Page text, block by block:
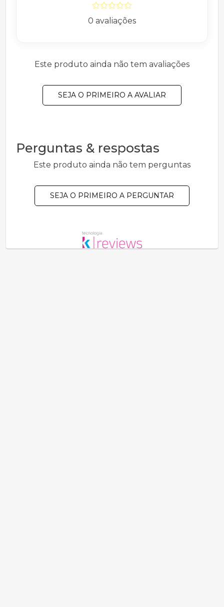
0 avaliações
Este produto ainda não tem avaliações
SEJA O PRIMEIRO A AVALIAR
Perguntas & respostas
Este produto ainda não tem perguntas
SEJA O PRIMEIRO A PERGUNTAR